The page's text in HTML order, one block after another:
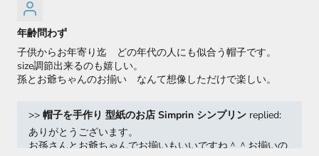
年齢問わず
子供からお年寄り迄 どの年代の人にも似合う帽子です。
size調節出来るのも嬉しい。
孫とお爺ちゃんのお揃い なんて想像しただけで楽しい。
>> 帽子を手作り 型紙のお店 Simprin シンプリン replied:
ありがとうございます。
お孫さんとお爺ちゃんでお揃いもいいですね＾＾お揃いの